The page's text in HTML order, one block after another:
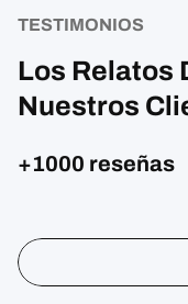
TESTIMONIOS
Los Relatos
Nuestros
+1000 reseñas